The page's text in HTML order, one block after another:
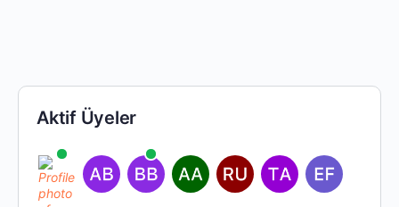
Aktif Üyeler